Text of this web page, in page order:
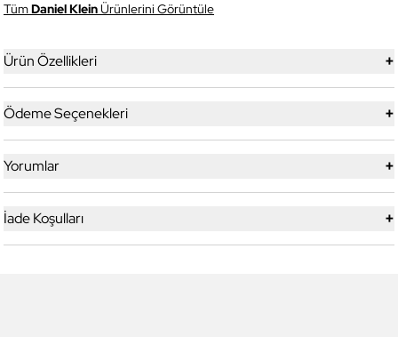
TümDaniel KleinÜrünlerini Görüntüle
Ürün Özellikleri +
Ödeme Seçenekleri +
Yorumlar +
İade Koşulları +